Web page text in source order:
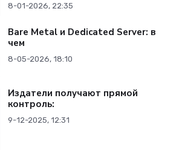
8-01-2026, 22:35
Bare Metal и Dedicated Server: в
чем
8-05-2026, 18:10
Издатели получают прямой
контроль:
9-12-2025, 12:31